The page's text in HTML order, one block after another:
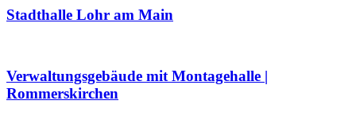
Stadthalle Lohr am Main
Verwaltungsgebäude mit Montagehalle |
Rommerskirchen